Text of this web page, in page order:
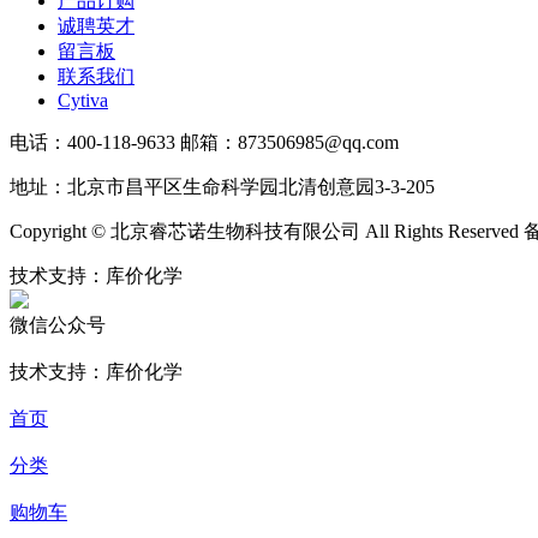
诚聘英才
留言板
联系我们
Cytiva
电话：400-118-9633 邮箱：873506985@qq.com
地址：北京市昌平区生命科学园北清创意园3-3-205
Copyright © 北京睿芯诺生物科技有限公司 All Rights Reserved
技术支持：库价化学
微信公众号
技术支持：库价化学
首页
分类
购物车